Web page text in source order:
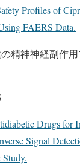
Profiles of
FAERS Data.
精神神経副作
Drugs for
Signal
Study.